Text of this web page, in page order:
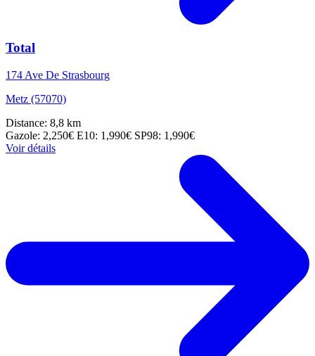
Total
174 Ave De Strasbourg
Metz (57070)
Distance: 8,8 km
Gazole: 2,250€ E10: 1,990€ SP98: 1,990€
Voir détails